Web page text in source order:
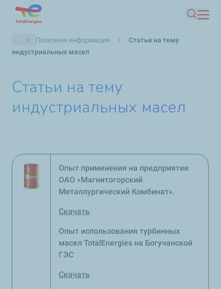
основному
Поиск
Строка
навигации
... Полезная информация
Статьи на тему
индустриальных масел
Статьи на тему
индустриальных масел
Опыт применения на предприятии
ОАО «Магнитогорский
Металлургический Комбинат».
Скачать
Опыт использования турбинных
масел TotalEnergies на Богучанской
ГЭС
Скачать